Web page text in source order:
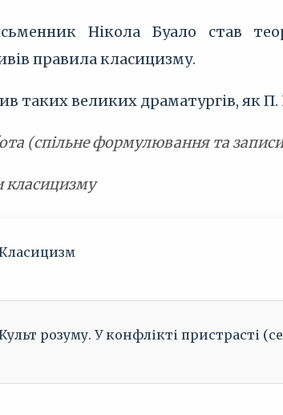
Нікола Буало став
правила класицизму.
таких великих драматургів, як
(спільне формулювання та
класицизму
розуму. У конфлікті пристрасті